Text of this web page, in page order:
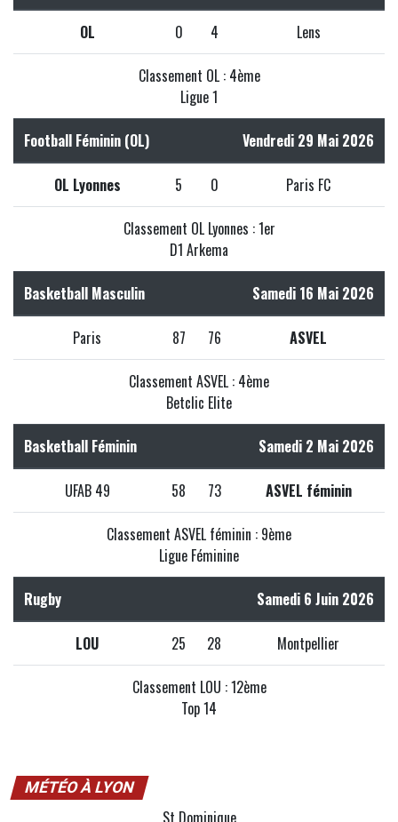
OL 0 4 Lens
Classement OL : 4ème
Ligue 1
Football Féminin (OL) Vendredi 29 Mai 2026
OL Lyonnes 5 0 Paris FC
Classement OL Lyonnes : 1er
D1 Arkema
Basketball Masculin Samedi 16 Mai 2026
Paris 87 76 ASVEL
Classement ASVEL : 4ème
Betclic Elite
Basketball Féminin Samedi 2 Mai 2026
UFAB 49 58 73 ASVEL féminin
Classement ASVEL féminin : 9ème
Ligue Féminine
Rugby Samedi 6 Juin 2026
LOU 25 28 Montpellier
Classement LOU : 12ème
Top 14
MÉTÉO À LYON
St Dominique